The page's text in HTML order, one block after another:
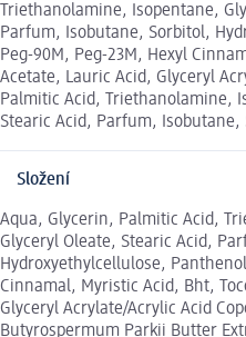
Triethanolamine, Isopentane,
Parfum, Isobutane, Sorbitol,
Peg-90M, Peg-23M, Hexyl
Acetate, Lauric Acid, Glyceryl
Palmitic Acid, Triethanolamine,
Stearic Acid, Parfum,
Složení
Aqua, Glycerin, Palmitic Acid,
Glyceryl Oleate, Stearic Acid,
Hydroxyethylcellulose,
Cinnamal, Myristic Acid, Bht,
Glyceryl Acrylate/Acrylic Acid
Butyrospermum Parkii Butter